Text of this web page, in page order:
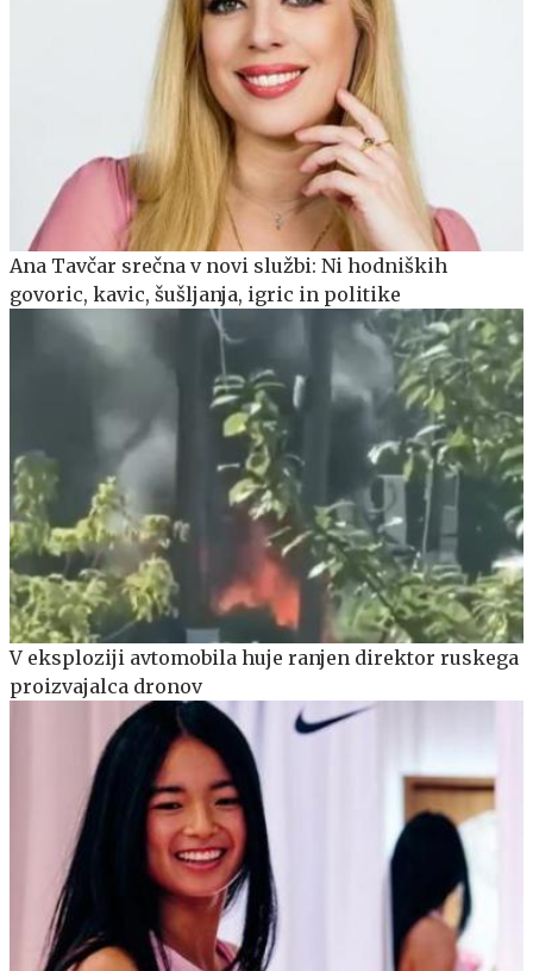
Ana Tavčar srečna v novi službi: Ni hodniških
govoric, kavic, šušljanja, igric in politike
V eksploziji avtomobila huje ranjen direktor ruskega
proizvajalca dronov